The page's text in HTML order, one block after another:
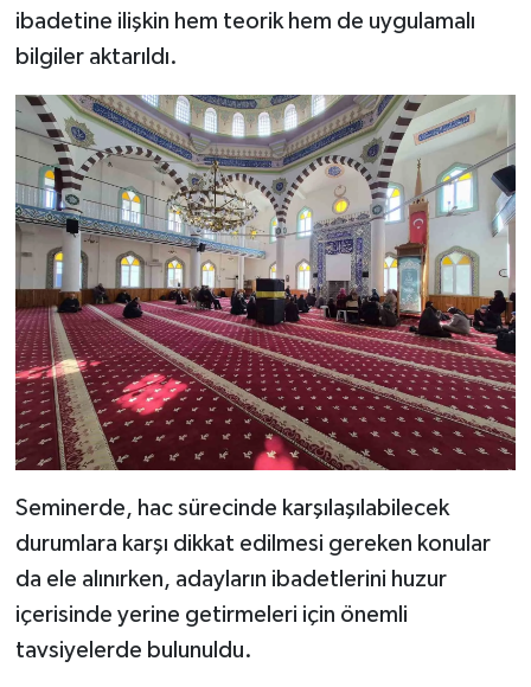
ibadetine ilişkin hem teorik hem de uygulamalı
bilgiler aktarıldı.
Seminerde, hac sürecinde karşılaşılabilecek
durumlara karşı dikkat edilmesi gereken konular
da ele alınırken, adayların ibadetlerini huzur
içerisinde yerine getirmeleri için önemli
tavsiyelerde bulunuldu.